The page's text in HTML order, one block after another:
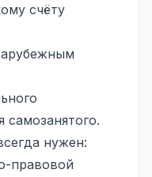
счёту
самозанятого.
нужен:
правовой